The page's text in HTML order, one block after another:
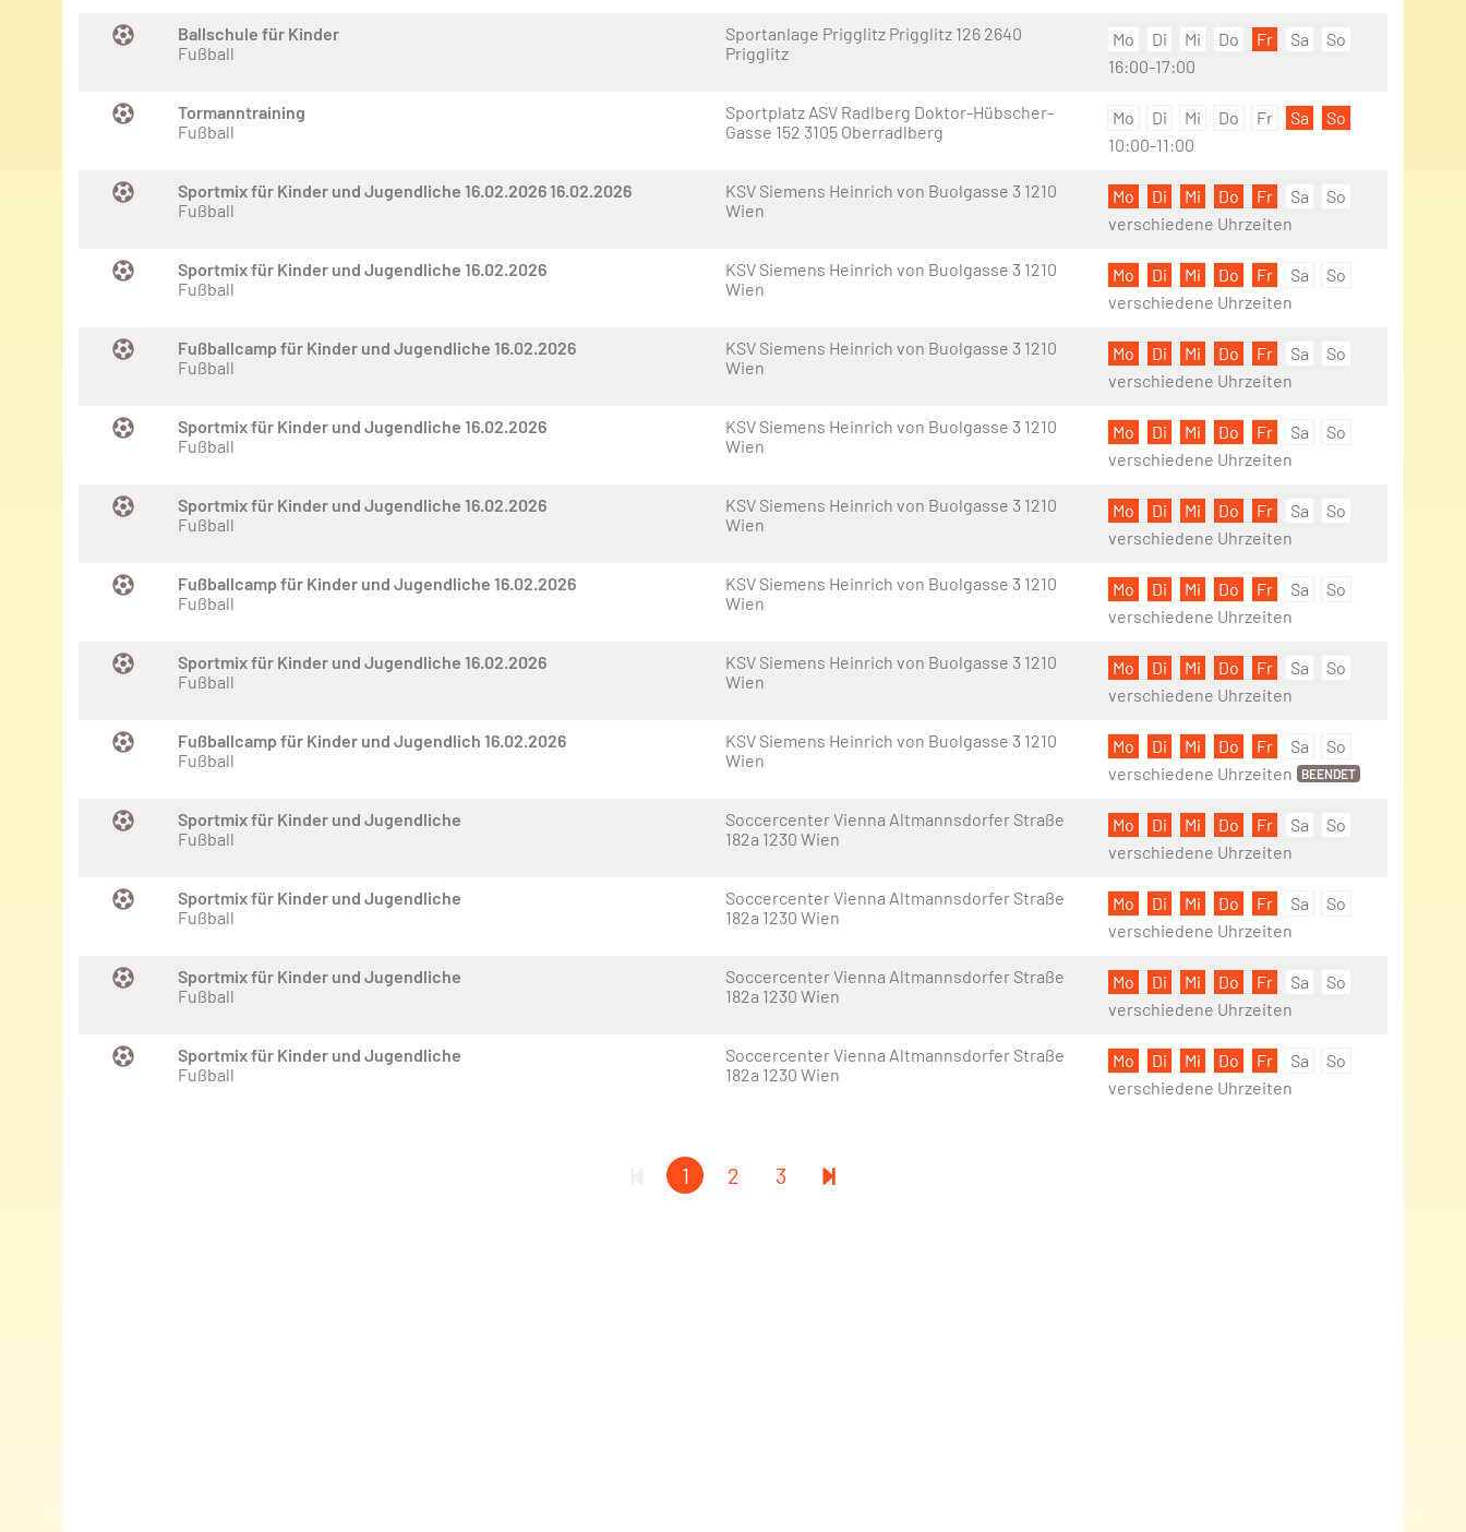
Ballschule für Kinder
Fußball
Sportanlage Prigglitz Prigglitz 126 2640
Prigglitz
Mo Di Mi Do Fr Sa
So
16:00-17:00
Tormanntraining
Fußball
Sportplatz ASV Radlberg Doktor-Hübscher-
Gasse 152 3105 Oberradlberg
Mo Di Mi Do Fr Sa
So
10:00-11:00
Sportmix für Kinder und Jugendliche 16.02.2026 16.02.2026
Fußball
KSV Siemens Heinrich von Buolgasse 3 1210
Wien
Mo Di Mi Do Fr Sa
So
verschiedene Uhrzeiten
Sportmix für Kinder und Jugendliche 16.02.2026
Fußball
KSV Siemens Heinrich von Buolgasse 3 1210
Wien
Mo Di Mi Do Fr Sa
So
verschiedene Uhrzeiten
Fußballcamp für Kinder und Jugendliche 16.02.2026
Fußball
KSV Siemens Heinrich von Buolgasse 3 1210
Wien
Mo Di Mi Do Fr Sa
So
verschiedene Uhrzeiten
Sportmix für Kinder und Jugendliche 16.02.2026
Fußball
KSV Siemens Heinrich von Buolgasse 3 1210
Wien
Mo Di Mi Do Fr Sa
So
verschiedene Uhrzeiten
Sportmix für Kinder und Jugendliche 16.02.2026
Fußball
KSV Siemens Heinrich von Buolgasse 3 1210
Wien
Mo Di Mi Do Fr Sa
So
verschiedene Uhrzeiten
Fußballcamp für Kinder und Jugendliche 16.02.2026
Fußball
KSV Siemens Heinrich von Buolgasse 3 1210
Wien
Mo Di Mi Do Fr Sa
So
verschiedene Uhrzeiten
Sportmix für Kinder und Jugendliche 16.02.2026
Fußball
KSV Siemens Heinrich von Buolgasse 3 1210
Wien
Mo Di Mi Do Fr Sa
So
verschiedene Uhrzeiten
Fußballcamp für Kinder und Jugendlich 16.02.2026
Fußball
KSV Siemens Heinrich von Buolgasse 3 1210
Wien
Mo Di Mi Do Fr Sa
So
verschiedene Uhrzeiten
BEENDET
Sportmix für Kinder und Jugendliche
Fußball
Soccercenter Vienna Altmannsdorfer Straße
182a 1230 Wien
Mo Di Mi Do Fr Sa
So
verschiedene Uhrzeiten
Sportmix für Kinder und Jugendliche
Fußball
Soccercenter Vienna Altmannsdorfer Straße
182a 1230 Wien
Mo Di Mi Do Fr Sa
So
verschiedene Uhrzeiten
Sportmix für Kinder und Jugendliche
Fußball
Soccercenter Vienna Altmannsdorfer Straße
182a 1230 Wien
Mo Di Mi Do Fr Sa
So
verschiedene Uhrzeiten
Sportmix für Kinder und Jugendliche
Fußball
Soccercenter Vienna Altmannsdorfer Straße
182a 1230 Wien
Mo Di Mi Do Fr Sa
So
verschiedene Uhrzeiten
1 2 3